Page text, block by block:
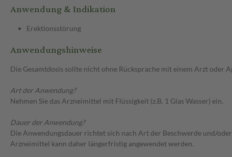
Anwendung & Indikation
Erektionsstörung
Anwendungshinweise
Die Gesamtdosis sollte nicht ohne Rücksprache mit einem Arzt oder
Art der Anwendung?
Nehmen Sie das Arzneimittel mit Flüssigkeit (z.B. 1 Glas Wasser) ein.
Dauer der Anwendung?
Die Anwendungsdauer richtet sich nach Art der Beschwerde und/
Arzneimittel kann daher längerfristig angewendet werden.